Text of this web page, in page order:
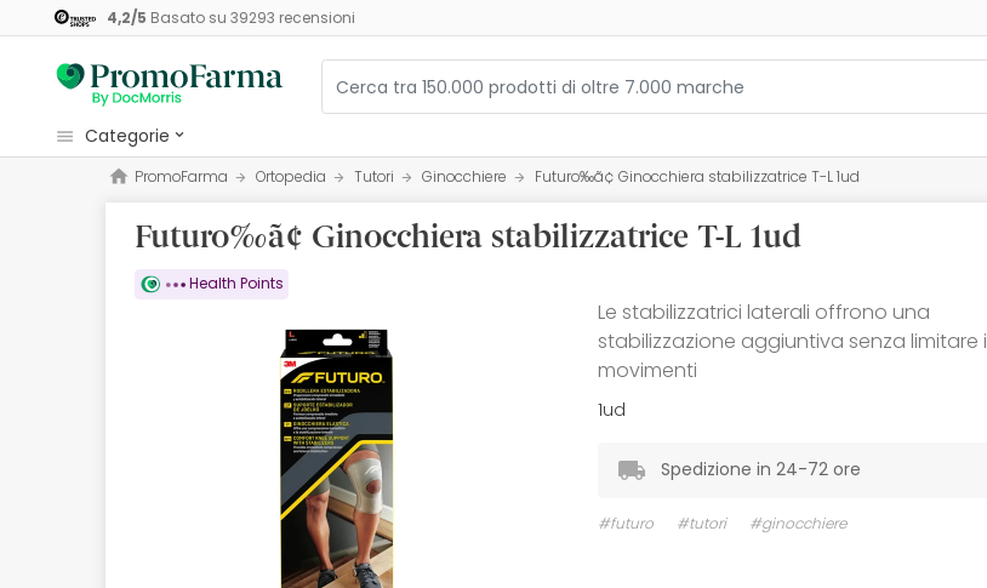
4,2/5 Basato su 39293 recensioni
categorie
Cosmetici e Bellezza
Salute e Benessere
Igiene
PromoFarma Ortopedia Tutori Ginocchiere Futuro‰ã¢ Ginocchiera stabilizzatrice T-L 1ud
Futuro‰ã¢ Ginocchiera stabilizzatrice T-L 1ud
Health Points
Le stabilizzatrici laterali offrono una
stabilizzazione aggiuntiva senza limitare i
movimenti
1ud
Spedizione in 24-72 ore
#futuro #tutori #ginocchiere